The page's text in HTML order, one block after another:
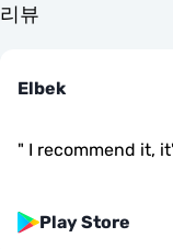
리뷰
Elbek
" I recommend it,
Play Store